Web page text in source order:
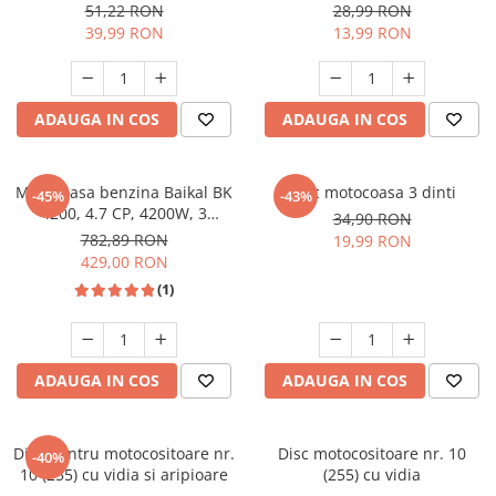
Cuptoare incorporabile
Deshidratoare carne & fructe &
legume
Electrocasnice mici
Aparate de vidat
Espressoare & Cafetiere
Friteuze aer cald
Gratare Electrice
Masini de gheata
Masini de umplut carnati
Mixere bucatarie
Prajitoare de paine
Statii de calcat
Furtune & Sisteme Irigatii
Slefuitoare
Vibratoare beton
Prelungitoare
Rotopercutoare
Suflante & Aspiratoare
Surse de Curent & Panouri Solare
Trimmere & Motocoase
Truse de Scule & Unelte
51,22 RON
39,99 RON
ADAUGA IN COS
28,99 RON
13,99 RON
ADAUGA IN COS
-45%
Motocoasa benzina Baikal BK
4200, 4.7 CP, 4200W, 3
sisteme de taiere, set complet
de accesorii
782,89 RON
429,00 RON
(1)
ADAUGA IN COS
-43%
Disc motocoasa 3 dinti
34,90 RON
19,99 RON
ADAUGA IN COS
-40%
Disc pentru motocositoare nr.
10 (255) cu vidia si aripioare
Disc motocositoare nr. 10
(255) cu vidia